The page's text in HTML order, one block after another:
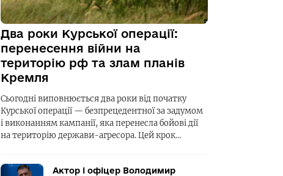
Два роки Курської операції:
перенесення війни на
територію рф та злам планів
Кремля
Сьогодні виповнюється два роки від початку
Курської операції — безпрецедентної за задумом
і виконанням кампанії, яка перенесла бойові дії
на територію держави-агресора. Цей крок…
Актор і офіцер Володимир